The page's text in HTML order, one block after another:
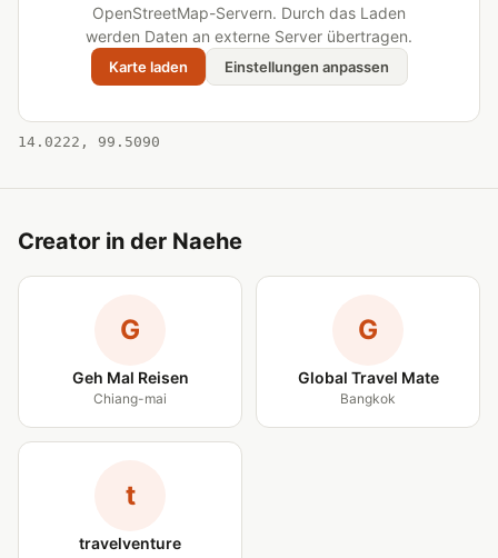
OpenStreetMap-Servern. Durch das Laden
werden Daten an externe Server übertragen.
Karte laden Einstellungen anpassen
14.0222, 99.5090
Creator in der Naehe
G
Geh Mal Reisen
Chiang-mai
G
Global Travel Mate
Bangkok
t
travelventure